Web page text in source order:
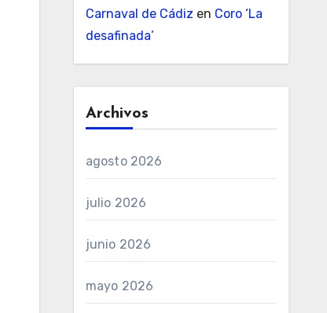
Carnaval de Cádiz en Coro ‘La
desafinada’
Archivos
agosto 2026
julio 2026
junio 2026
mayo 2026